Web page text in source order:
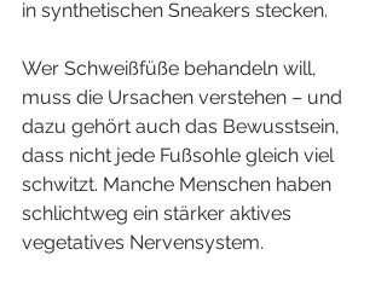
in synthetischen Sneakers stecken.
Wer Schweißfüße behandeln will,
muss die Ursachen verstehen – und
dazu gehört auch das Bewusstsein,
dass nicht jede Fußsohle gleich viel
schwitzt. Manche Menschen haben
schlichtweg ein stärker aktives
vegetatives Nervensystem.